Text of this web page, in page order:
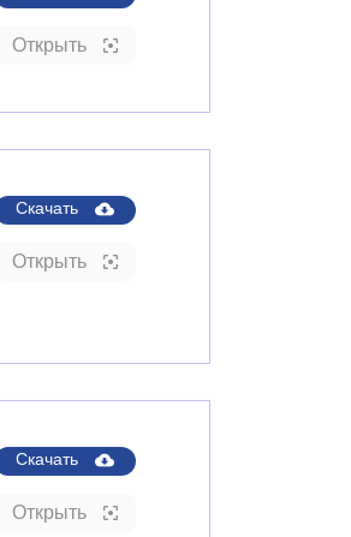
Открыть
Скачать
Открыть
Скачать
Открыть